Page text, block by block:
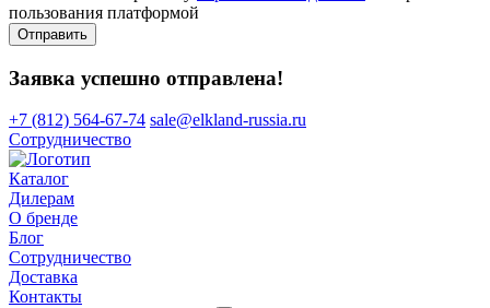
пользования платформой
Отправить
Заявка успешно отправлена!
+7 (812) 564-67-74 sale@elkland-russia.ru
Сотрудничество
Каталог
Дилерам
О бренде
Блог
Сотрудничество
Доставка
Контакты